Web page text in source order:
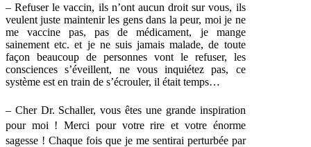
– Refuser le vaccin, ils n’ont aucun droit sur vous, ils
veulent juste maintenir les gens dans la peur, moi je ne
me vaccine pas, pas de médicament, je mange
sainement etc. et je ne suis jamais malade, de toute
façon beaucoup de personnes vont le refuser, les
consciences s’éveillent, ne vous inquiétez pas, ce
système est en train de s’écrouler, il était temps…
– Cher Dr. Schaller, vous êtes une grande inspiration
pour moi ! Merci pour votre rire et votre énorme
sagesse ! Chaque fois que je me sentirai perturbée par